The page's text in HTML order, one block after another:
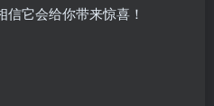
它会给你带来惊喜！